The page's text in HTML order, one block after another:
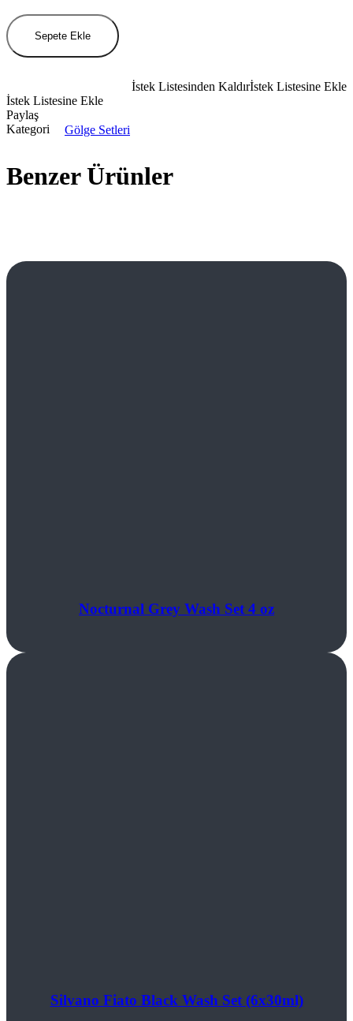
No:5
–
World
Famous
Boyası
–
4oz/120ml
Sepete Ekle
İstek Listesine Ekle
İstek Listesinden Kaldır
İstek Listesine Ekle
Paylaş
Kategori
Gölge Setleri
Benzer Ürünler
Nocturnal Grey Wash Set 4 oz
Silvano Fiato Black Wash Set (6x30ml)